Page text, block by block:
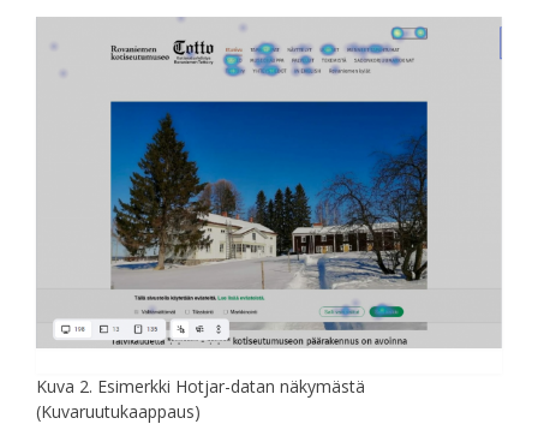
Kuva 2. Esimerkki Hotjar-datan näkymästä
(Kuvaruutukaappaus)